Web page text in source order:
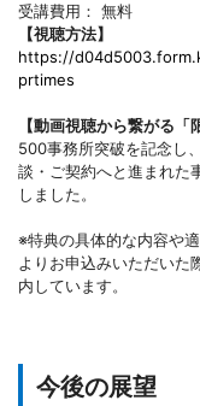
受講費用： 無料
【視聴方法】
https://
prtimes
【動画視聴から繋がる「
500事務所突破を記念し
談・ご契約へと進まれた
しました。
※特典の具体的な内容や
よりお申込みいただいた
内しています。
今後の展望